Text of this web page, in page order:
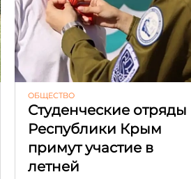
ОБЩЕСТВО
Студенческие отряды
Республики Крым
примут участие в
летней